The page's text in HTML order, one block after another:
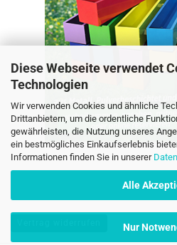
Diese Webseite verwendet
Technologien
Wir verwenden Cookies und ähnliche
Drittanbietern, um die ordentliche
gewährleisten, die Nutzung unseres
ein bestmögliches Einkaufserlebnis
Informationen finden Sie in unserer
Alle
Nur